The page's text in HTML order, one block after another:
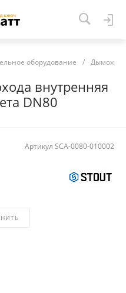
оборудование /
внутренняя
DN80
Артикул SCA-0080-010002